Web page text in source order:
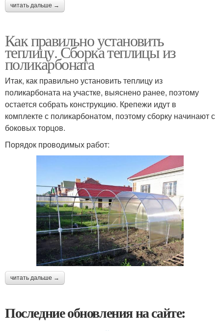
читать дальше →
Как правильно установить
теплицу. Сборка теплицы из
поликарбоната
Итак, как правильно установить теплицу из
поликарбоната на участке, выяснено ранее, поэтому
остается собрать конструкцию. Крепежи идут в
комплекте с поликарбонатом, поэтому сборку начинают с
боковых торцов.
Порядок проводимых работ:
читать дальше →
Последние обновления на сайте: